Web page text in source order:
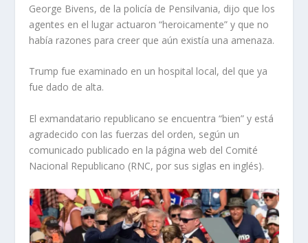
George Bivens, de la policía de Pensilvania, dijo que los
agentes en el lugar actuaron “heroicamente” y que no
había razones para creer que aún existía una amenaza.
Trump fue examinado en un hospital local, del que ya
fue dado de alta.
El exmandatario republicano se encuentra “bien” y está
agradecido con las fuerzas del orden, según un
comunicado publicado en la página web del Comité
Nacional Republicano (RNC, por sus siglas en inglés).